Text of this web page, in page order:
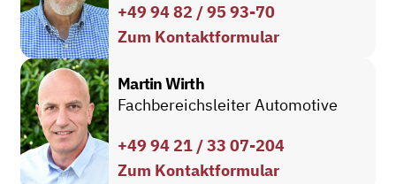
+49 94 82 / 95 93-70
Zum Kontaktformular
Martin Wirth
Fachbereichsleiter Automotive
+49 94 21 / 33 07-204
Zum Kontaktformular